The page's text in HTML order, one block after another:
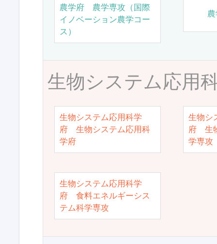
農学府 農学専攻（国際
イノベーション農学コー
ス）
生物システム応用
生物システム応用科学
府 生物システム応用科
学府
生物シ
府 生
学専攻
生物システム応用科学
府 食料エネルギーシス
テム科学専攻